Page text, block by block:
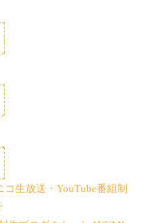
生放送・YouTube番組制